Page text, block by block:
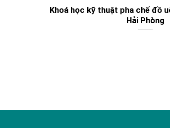
Khoá học kỹ thuật pha chế đồ
Hải Phòng